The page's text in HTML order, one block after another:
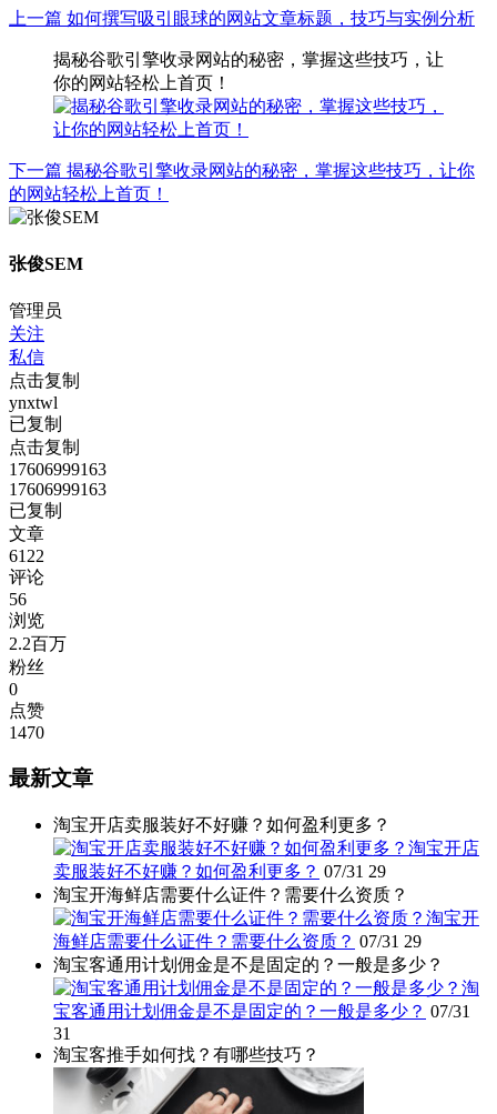
上一篇 如何撰写吸引眼球的网站文章标题，技巧与实例分析
揭秘谷歌引擎收录网站的秘密，掌握这些技巧，让
你的网站轻松上首页！
下一篇 揭秘谷歌引擎收录网站的秘密，掌握这些技巧，让你
的网站轻松上首页！
张俊SEM
管理员
关注
私信
点击复制
ynxtwl
已复制
点击复制
17606999163
17606999163
已复制
文章
6122
评论
56
浏览
2.2百万
粉丝
0
点赞
1470
最新文章
淘宝开店卖服装好不好赚？如何盈利更多？
淘宝开店
卖服装好不好赚？如何盈利更多？ 07/31 29
淘宝开海鲜店需要什么证件？需要什么资质？
淘宝开
海鲜店需要什么证件？需要什么资质？ 07/31 29
淘宝客通用计划佣金是不是固定的？一般是多少？
淘
宝客通用计划佣金是不是固定的？一般是多少？ 07/31
31
淘宝客推手如何找？有哪些技巧？